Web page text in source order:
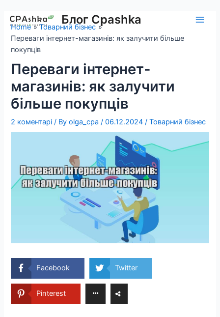
content
Блог Cpashka
Home
Товарний бізнес
Переваги інтернет-магазинів: як залучити більше
покупців
Переваги інтернет-
магазинів: як залучити
більше покупців
2 коментарі / Byolga_cpa/06.12.2024/Товарний бізнес
Facebook Twitter
Pinterest